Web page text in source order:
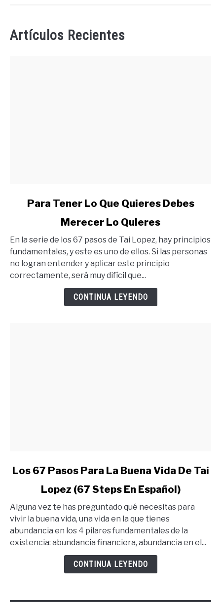
Artículos Recientes
Tener
Lo
Que
Quieres
Para Tener Lo Que Quieres Debes
Merecer Lo Quieres
En la serie de los 67 pasos de Tai Lopez, hay principios
fundamentales, y este es uno de ellos. Si las personas
no logran entender y aplicar este principio
correctamente, será muy difícil que...
CONTINUA LEYENDO
link
67
Pasos
Para
Los 67 Pasos Para La Buena Vida De Tai
Lopez (67 Steps En Español)
Alguna vez te has preguntado qué necesitas para
vivir la buena vida, una vida en la que tienes
abundancia en los 4 pilares fundamentales de la
existencia: abundancia financiera, abundancia en el...
CONTINUA LEYENDO